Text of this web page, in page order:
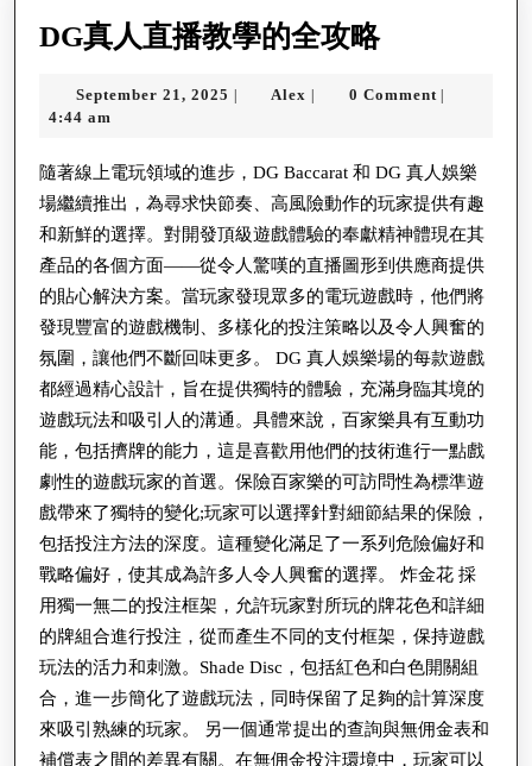
DG真人直播教學的全攻略DG
人
播
教
學
的
全
攻
略
September 21, 2025 September
| Alex Alex
| 0 Comment |
4:44 am
隨著線上電玩領域的進步，DG Baccarat 和 DG 真人娛樂
場繼續推出，為尋求快節奏、高風險動作的玩家提供有趣
和新鮮的選擇。對開發頂級遊戲體驗的奉獻精神體現在其
產品的各個方面——從令人驚嘆的直播圖形到供應商提供
的貼心解決方案。當玩家發現眾多的電玩遊戲時，他們將
發現豐富的遊戲機制、多樣化的投注策略以及令人興奮的
氛圍，讓他們不斷回味更多。 DG 真人娛樂場的每款遊戲
都經過精心設計，旨在提供獨特的體驗，充滿身臨其境的
遊戲玩法和吸引人的溝通。具體來說，百家樂具有互動功
能，包括擠牌的能力，這是喜歡用他們的技術進行一點戲
劇性的遊戲玩家的首選。保險百家樂的可訪問性為標準遊
戲帶來了獨特的變化;玩家可以選擇針對細節結果的保險，
包括投注方法的深度。這種變化滿足了一系列危險偏好和
戰略偏好，使其成為許多人令人興奮的選擇。 炸金花 採
用獨一無二的投注框架，允許玩家對所玩的牌花色和詳細
的牌組合進行投注，從而產生不同的支付框架，保持遊戲
玩法的活力和刺激。Shade Disc，包括紅色和白色開關組
合，進一步簡化了遊戲玩法，同時保留了足夠的計算深度
來吸引熟練的玩家。 另一個通常提出的查詢與無佣金表和
補償表之間的差異有關。在無佣金投注環境中，玩家可以